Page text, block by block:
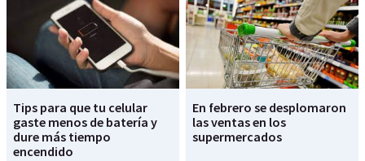
Tips para que tu celular
gaste menos de batería y
dure más tiempo
encendido
En febrero se desplomaron
las ventas en los
supermercados